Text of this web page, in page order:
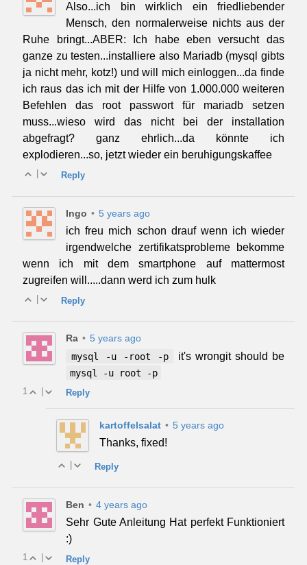
Also...ich bin wirklich ein friedliebender
Mensch, den normalerweise nichts aus der
Ruhe bringt...ABER: Ich habe eben versucht das
ganze zu testen...installiere also Mariadb (mysql gibts
ja nicht mehr, kotz!) und will mich einloggen...da finde
ich raus das ich mit der Hilfe von 1.000.000 weiteren
Befehlen das root passwort für mariadb setzen
muss...wieso wird das nicht bei der installation
abgefragt? ganz ehrlich...da könnte ich
explodieren...so, jetzt wieder ein beruhigungskaffee
Reply
Ingo • 5 years ago
ich freu mich schon drauf wenn ich wieder
irgendwelche zertifikatsprobleme bekomme
wenn ich mit dem smartphone auf mattermost
zugreifen will.....dann werd ich zum hulk
Reply
Ra • 5 years ago
mysql -u -root -p it's wrongit should be
mysql -u root -p
1 Reply
kartoffelsalat • 5 years ago
Thanks, fixed!
Reply
Ben • 4 years ago
Sehr Gute Anleitung Hat perfekt Funktioniert
:)
1 Reply